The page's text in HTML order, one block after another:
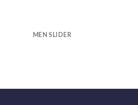
MEN SLIDER